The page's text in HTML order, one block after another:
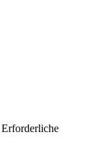
Erforderliche